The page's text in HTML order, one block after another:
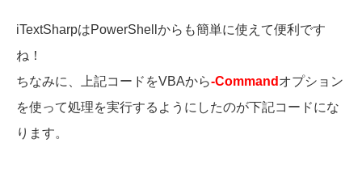
iTextSharpはPowerShellからも簡単に使えて便利です
ね！
ちなみに、上記コードをVBAから-Command オプション
を使って処理を実行するようにしたのが下記コードにな
ります。